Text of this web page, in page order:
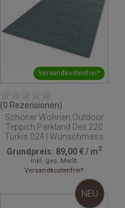
Versandkostenfrei*
(0 Rezensionen)
Schöner Wohnen Outdoor
Teppich Parkland Des.220
Türkis 024 | Wunschmass
Grundpreis: 89,00 €/ m2
inkl. ges. MwSt.
Versandkostenfrei*
NEU